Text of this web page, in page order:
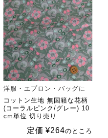
洋服・エプロン・バッグに
コットン生地 無国籍な花柄
(コーラルピンク/グレー) 10
cm単位 切り売り
定価 ¥264のところ